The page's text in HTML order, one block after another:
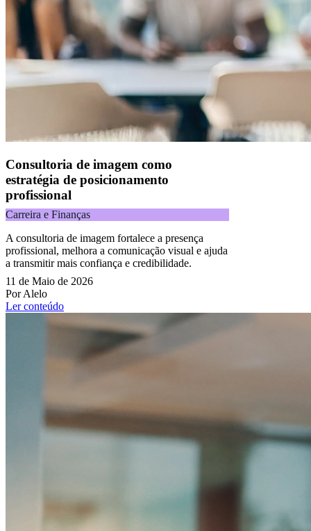
Consultoria de imagem como
estratégia de posicionamento
profissional
Carreira e Finanças
A consultoria de imagem fortalece a presença
profissional, melhora a comunicação visual e ajuda
a transmitir mais confiança e credibilidade.
11 de Maio de 2026
Por Alelo
Ler conteúdo